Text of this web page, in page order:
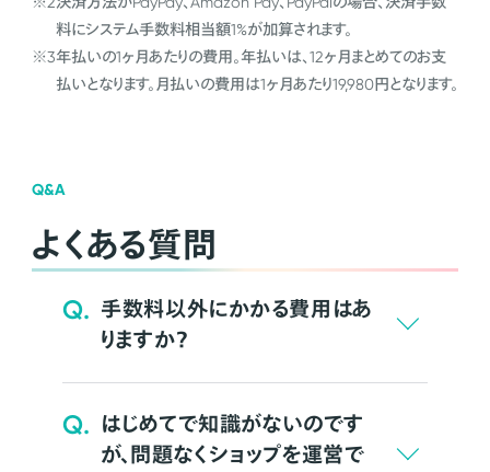
料にシステム手数料相当額1%が加算されます。
※3年払いの1ヶ月あたりの費用。年払いは、12ヶ月まとめてのお支
払いとなります。月払いの費用は1ヶ月あたり19,980円となります。
Q&A
よくある質問
Q. 手数料以外にかかる費用はあ
りますか？
Q. はじめてで知識がないのです
が、問題なくショップを運営で